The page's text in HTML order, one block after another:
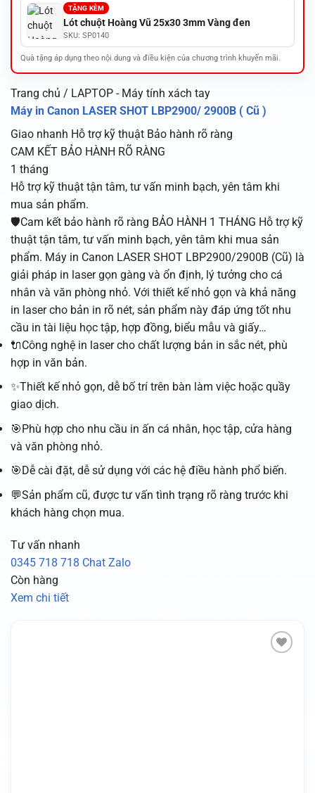
TẶNG KÈM
Lót chuột Hoàng Vũ 25x30 3mm Vàng đen
SKU: SP0140
Quà tặng áp dụng theo nội dung và điều kiện của chương trình khuyến mãi.
Trang chủ / LAPTOP - Máy tính xách tay
Máy in Canon LASER SHOT LBP2900/ 2900B ( Cũ )
Giao nhanh Hỗ trợ kỹ thuật Bảo hành rõ ràng
CAM KẾT BẢO HÀNH RÕ RÀNG
1 tháng
Hỗ trợ kỹ thuật tận tâm, tư vấn minh bạch, yên tâm khi
mua sản phẩm.
🛡️Cam kết bảo hành rõ ràng BẢO HÀNH 1 THÁNG Hỗ trợ kỹ
thuật tận tâm, tư vấn minh bạch, yên tâm khi mua sản
phẩm. Máy in Canon LASER SHOT LBP2900/2900B (Cũ) là
giải pháp in laser gọn gàng và ổn định, lý tưởng cho cá
nhân và văn phòng nhỏ. Với thiết kế nhỏ gọn và khả năng
in laser cho bản in rõ nét, sản phẩm này đáp ứng tốt nhu
cầu in tài liệu học tập, hợp đồng, biểu mẫu và giấy…
🔌Công nghệ in laser cho chất lượng bản in sắc nét, phù
hợp in văn bản.
✨Thiết kế nhỏ gọn, dễ bố trí trên bàn làm việc hoặc quầy
giao dịch.
🎯Phù hợp cho nhu cầu in ấn cá nhân, học tập, cửa hàng
và văn phòng nhỏ.
🎯Dễ cài đặt, dễ sử dụng với các hệ điều hành phổ biến.
💬Sản phẩm cũ, được tư vấn tình trạng rõ ràng trước khi
khách hàng chọn mua.
Tư vấn nhanh
0345 718 718 Chat Zalo
Còn hàng
Xem chi tiết